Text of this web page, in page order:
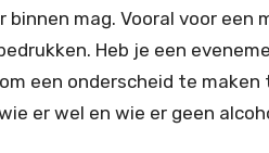
mag. Vooral voor een
Heb je een
een onderscheid te
er wel en wie er geen